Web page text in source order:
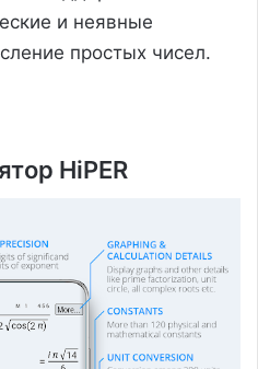
и неявные
простых чисел.
HiPER